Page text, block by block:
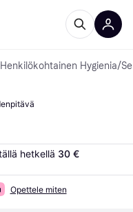
Henkilökohtainen Hygienia/
hetkellä 30 €
Opettele miten